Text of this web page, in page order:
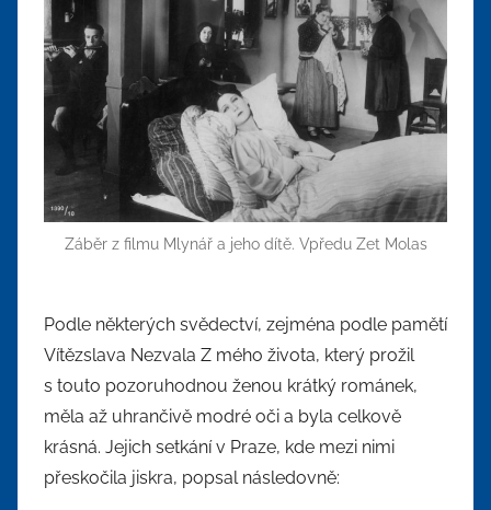
Záběr z filmu Mlynář a jeho dítě. Vpředu Zet Molas
Podle některých svědectví, zejména podle pamětí
Vítězslava Nezvala Z mého života, který prožil
s touto pozoruhodnou ženou krátký románek,
měla až uhrančivě modré oči a byla celkově
krásná. Jejich setkání v Praze, kde mezi nimi
přeskočila jiskra, popsal následovně: